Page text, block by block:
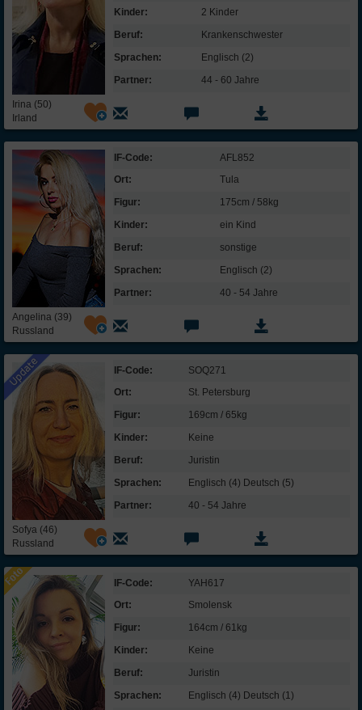
Irina (50)
Irland
Kinder:
2 Kinder
Beruf:
Kranken­schwester
Sprachen:
Englisch (2)
Partner:
44 - 60 Jahre
Angelina (39)
Russland
IF-Code:
AFL852
Ort:
Tula
Figur:
175cm / 58kg
Kinder:
ein Kind
Beruf:
sonstige
Sprachen:
Englisch (2)
Partner:
40 - 54 Jahre
Sofya (46)
Russland
IF-Code:
SOQ271
Ort:
St. Petersburg
Figur:
169cm / 65kg
Kinder:
Keine
Beruf:
Juristin
Sprachen:
Englisch (4) Deutsch (5)
Partner:
40 - 54 Jahre
IF-Code:
YAH617
Ort:
Smolensk
Figur:
164cm / 61kg
Kinder:
Keine
Beruf:
Juristin
Sprachen:
Englisch (4) Deutsch (1)